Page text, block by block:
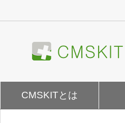
ン
を
CMSKITとは